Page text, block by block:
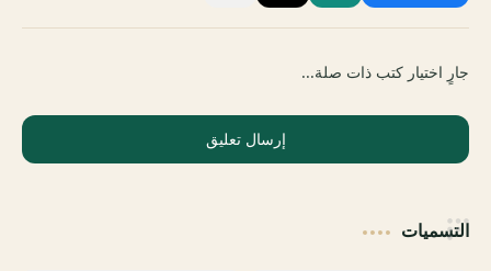
جارٍ اختيار كتب ذات صلة...
إرسال تعليق
التسميات